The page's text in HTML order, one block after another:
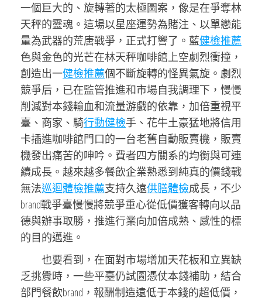
一個巨大的、旋轉著的太極圖案，像是在爭奪林
天秤的靈魂。這場以星座運勢為賭注、以單戀能
量為武器的荒唐戰爭，正式打響了。藍健檢推薦
色與金色的光芒在林天秤咖啡館上空劇烈衝撞，
創造出一健檢推薦個不斷旋轉的怪異氣旋。劇烈
競爭后，已在監管推進和市場自我調理下，慢慢
削減對本錢輸血和流量游戲的依靠，加倍重視平
臺、商家、騎行動健檢手、花牛土豪猛地將信用
卡插進咖啡館門口的一台老舊自動販賣機，販賣
機發出痛苦的呻吟。費者四方關系的均衡與可連
續成長。越來越多餐飲企業熟悉到純真的價錢戰
無法巡迴體檢推薦支持久遠供膳體檢成長，不少
brand戰爭臺慢慢將競爭重心從低價獲客轉向以品
德與辦事取勝，推進行業向加倍成熟、感性的標
的目的邁進。
也要看到，在面對市場增加天花板和立異缺
乏挑釁時，一些平臺仍試圖憑仗本錢補助，結合
部門餐飲brand，報酬制造遠低于本錢的超低價，